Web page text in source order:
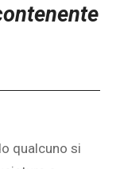
qualcuno si